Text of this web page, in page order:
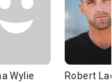
Wylie Robert